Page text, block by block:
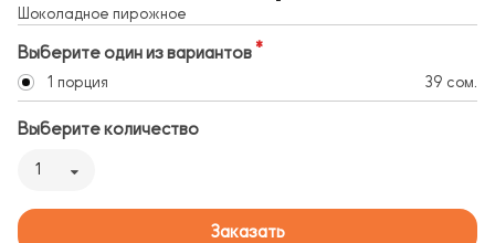
Шоколадное пирожное
Выберите один из вариантов
1 порция 39 сом.
Выберите количество
1
Заказать